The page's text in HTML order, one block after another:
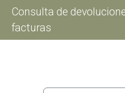
Consulta de
facturas